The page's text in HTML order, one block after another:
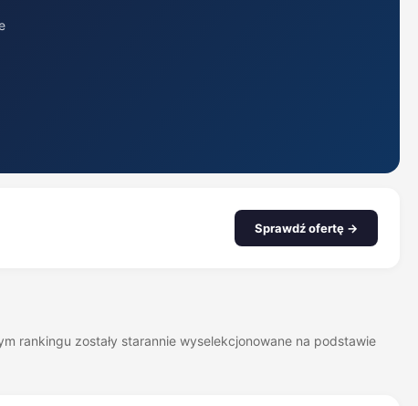
Sprawdź ofertę →
rankingu zostały starannie wyselekcjonowane na podstawie